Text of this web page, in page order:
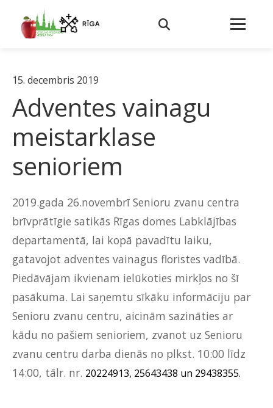
15. decembris 2019
Adventes vainagu
meistarklase
senioriem
2019.gada 26.novembrī Senioru zvanu centra
brīvprātīgie satikās Rīgas domes Labklājības
departamentā, lai kopā pavadītu laiku,
gatavojot adventes vainagus floristes vadībā.
Piedāvājam ikvienam ielūkoties mirkļos no šī
pasākuma. Lai saņemtu sīkāku informāciju par
Senioru zvanu centru, aicinām sazināties ar
kādu no pašiem senioriem, zvanot uz Senioru
zvanu centru darba dienās no plkst. 10:00 līdz
14:00, tālr. nr. 20224913, 25643438 un 29438355.